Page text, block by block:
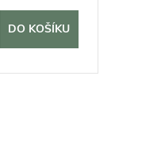
DO KOŠÍKU